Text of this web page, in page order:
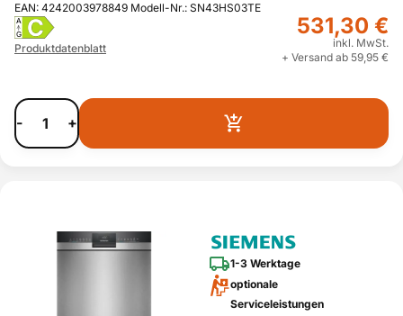
EAN: 4242003978849 Modell-Nr.: SN43HS03TE
A
G
C
Produktdatenblatt
531,30 €
inkl. MwSt.
+ Versand ab 59,95 €
- +
1-3 Werktage
optionale
Serviceleistungen